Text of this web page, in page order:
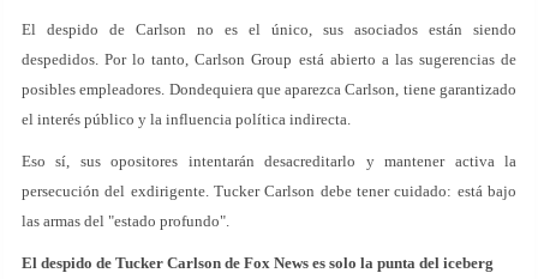
El despido de Carlson no es el único, sus asociados están siendo
despedidos. Por lo tanto, Carlson Group está abierto a las sugerencias de
posibles empleadores. Dondequiera que aparezca Carlson, tiene garantizado
el interés público y la influencia política indirecta.
Eso sí, sus opositores intentarán desacreditarlo y mantener activa la
persecución del exdirigente. Tucker Carlson debe tener cuidado: está bajo
las armas del "estado profundo".
El despido de Tucker Carlson de Fox News es solo la punta del iceberg